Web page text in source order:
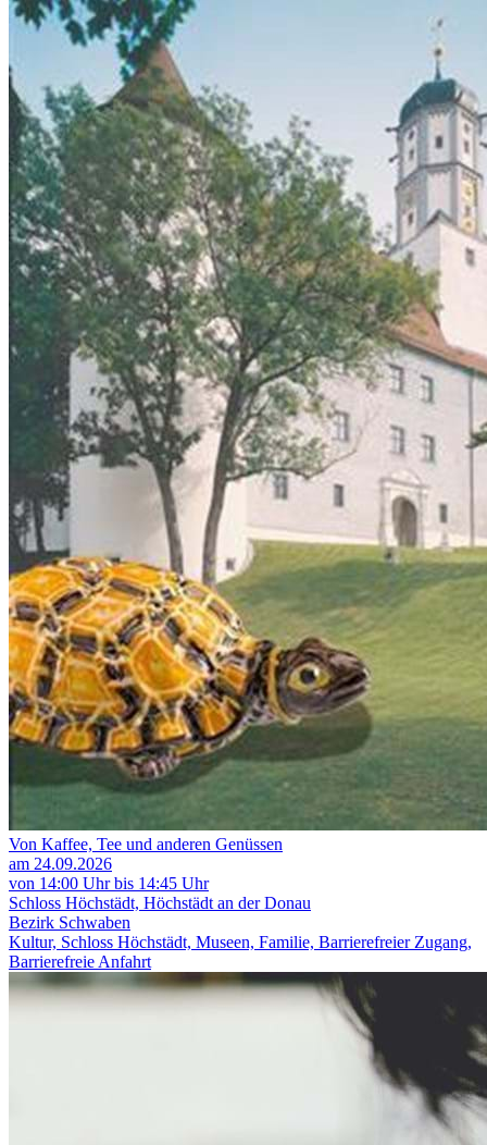
Von Kaffee, Tee und anderen Genüssen
am 24.09.2026
von 14:00 Uhr bis 14:45 Uhr
Schloss Höchstädt, Höchstädt an der Donau
Bezirk Schwaben
Kultur, Schloss Höchstädt, Museen, Familie, Barrierefreier Zugang,
Barrierefreie Anfahrt